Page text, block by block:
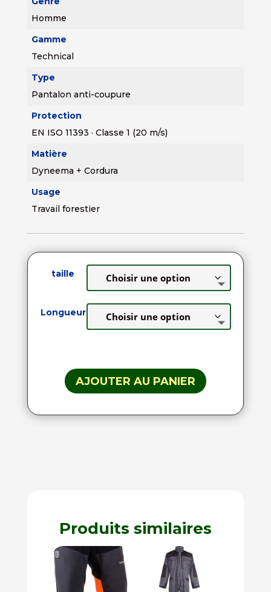
Homme
Gamme
Technical
Type
Pantalon anti-coupure
Protection
EN ISO 11393 · Classe 1 (20 m/s)
Matière
Dyneema + Cordura
Usage
Travail forestier
taille
Longueur
AJOUTER AU PANIER
Produits similaires